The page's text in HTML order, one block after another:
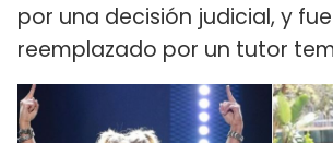
por una decisión judicial, y fue
reemplazado por un tutor